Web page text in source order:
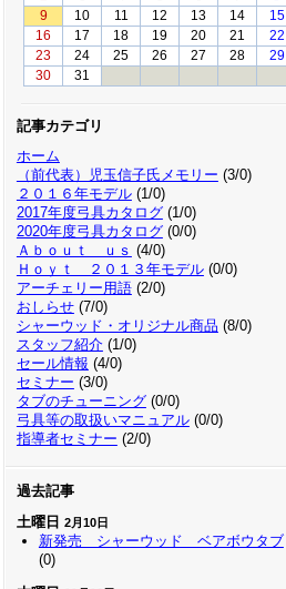
9
10 11 12 13 14
15
16
17 18 19 20 21
22
23
24 25 26 27 28
29
30
31
記事カテゴリ
ホーム
（前代表）児玉信子氏メモリー (3/0)
２０１６年モデル(1/0)
2017年度弓具カタログ(1/0)
2020年度弓具カタログ(0/0)
Ａｂｏｕｔ ｕｓ (4/0)
Ｈｏｙｔ ２０１３年モデル(0/0)
アーチェリー用語(2/0)
おしらせ(7/0)
シャーウッド・オリジナル商品 (8/0)
スタッフ紹介(1/0)
セール情報 (4/0)
セミナー (3/0)
タブのチューニング(0/0)
弓具等の取扱いマニュアル(0/0)
指導者セミナー (2/0)
過去記事
土曜日 2月10日
新発売 シャーウッド ベアボウタブ
(0)